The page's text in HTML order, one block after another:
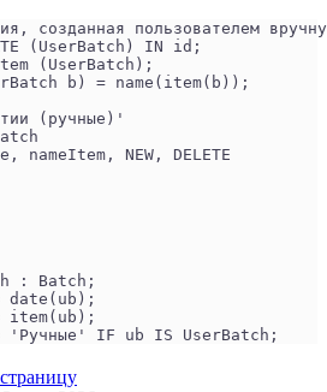
созданная пользователем
(UserBatch) IN id;
(UserBatch);
b) = name(item(b));
(ручные)'
nameItem, NEW, DELETE
: Batch;
date(ub);
item(ub);
'Ручные' IF ub IS UserBatch;